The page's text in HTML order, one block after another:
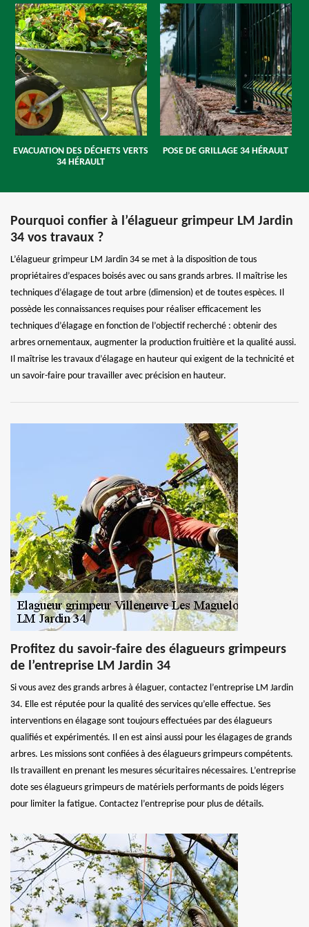
EVACUATION DES DÉCHETS VERTS
34 HÉRAULT
POSE DE GRILLAGE 34 HÉRAULT
Pourquoi confier à l’élagueur grimpeur LM Jardin
34 vos travaux ?
L’élagueur grimpeur LM Jardin 34 se met à la disposition de tous
propriétaires d’espaces boisés avec ou sans grands arbres. Il maîtrise les
techniques d’élagage de tout arbre (dimension) et de toutes espèces. Il
possède les connaissances requises pour réaliser efficacement les
techniques d’élagage en fonction de l’objectif recherché : obtenir des
arbres ornementaux, augmenter la production fruitière et la qualité aussi.
Il maîtrise les travaux d’élagage en hauteur qui exigent de la technicité et
un savoir-faire pour travailler avec précision en hauteur.
Profitez du savoir-faire des élagueurs grimpeurs
de l’entreprise LM Jardin 34
Si vous avez des grands arbres à élaguer, contactez l’entreprise LM Jardin
34. Elle est réputée pour la qualité des services qu’elle effectue. Ses
interventions en élagage sont toujours effectuées par des élagueurs
qualifiés et expérimentés. Il en est ainsi aussi pour les élagages de grands
arbres. Les missions sont confiées à des élagueurs grimpeurs compétents.
Ils travaillent en prenant les mesures sécuritaires nécessaires. L’entreprise
dote ses élagueurs grimpeurs de matériels performants de poids légers
pour limiter la fatigue. Contactez l’entreprise pour plus de détails.